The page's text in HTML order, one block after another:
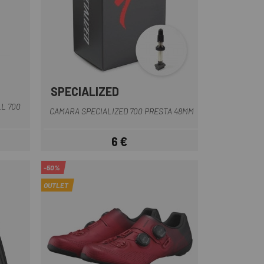
700
SPECIALIZED
CAMARA SPECIALIZED 700 PRESTA 48MM
Prezzo
6 €
-50%
OUTLET